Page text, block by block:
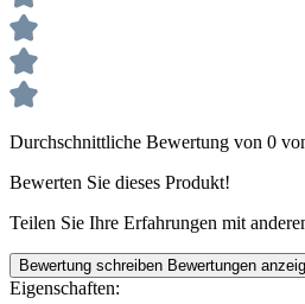
Durchschnittliche Bewertung von 0
Bewerten Sie dieses Produkt!
Teilen Sie Ihre Erfahrungen mit
Bewertung schreiben Bewertungen
Eigenschaften: